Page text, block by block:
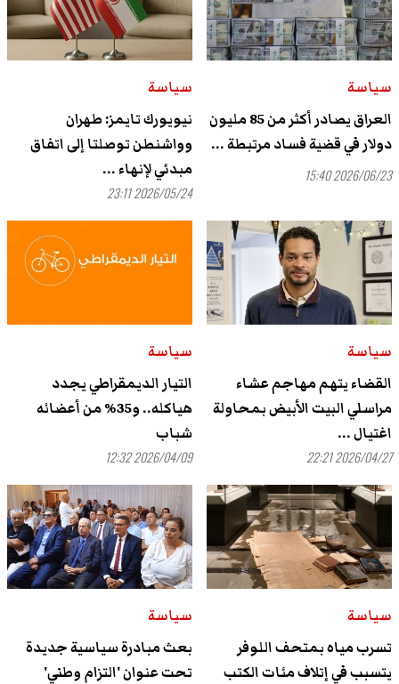
سياسة
العراق يصادر أكثر من 85 مليون
دولار في قضية فساد مرتبطة ...
2026/06/23 15:40
سياسة
نيويورك تايمز: طهران
وواشنطن توصلتا إلى اتفاق
مبدئي لإنهاء ...
2026/05/24 23:11
سياسة
القضاء يتهم مهاجم عشاء
مراسلي البيت الأبيض بمحاولة
اغتيال ...
2026/04/27 22:21
سياسة
التيار الديمقراطي يجدد
هياكله.. و35% من أعضائه
شباب
2026/04/09 12:32
سياسة
تسرب مياه بمتحف اللوفر
يتسبب في إتلاف مئات الكتب
سياسة
بعث مبادرة سياسية جديدة
تحت عنوان 'التزام وطني'